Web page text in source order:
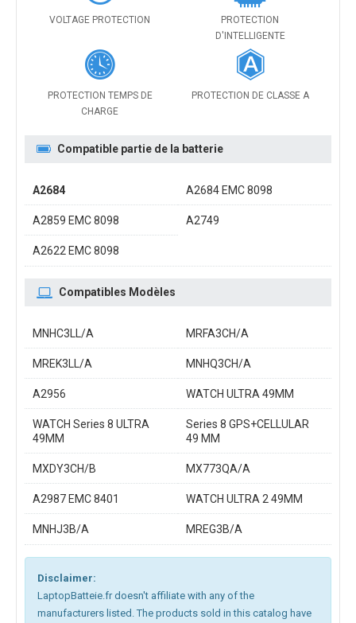
VOLTAGE PROTECTION
PROTECTION
D'INTELLIGENTE
PROTECTION TEMPS DE
CHARGE
PROTECTION DE CLASSE A
Compatible partie de la batterie
A2684 A2684 EMC 8098
A2859 EMC 8098 A2749
A2622 EMC 8098
Compatibles Modèles
MNHC3LL/A MRFA3CH/A
MREK3LL/A MNHQ3CH/A
A2956 WATCH ULTRA 49MM
WATCH Series 8 ULTRA
49MM
Series 8 GPS+CELLULAR
49 MM
MXDY3CH/B MX773QA/A
A2987 EMC 8401 WATCH ULTRA 2 49MM
MNHJ3B/A MREG3B/A
Disclaimer:
LaptopBatteie.fr doesn't affiliate with any of the
manufacturers listed. The products sold in this catalog have